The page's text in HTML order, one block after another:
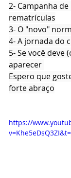
2- Campanha
rematrículas
3- O "novo"
4- A jornada do
5- Se você deve
aparecer
Espero que
forte abraço
https://